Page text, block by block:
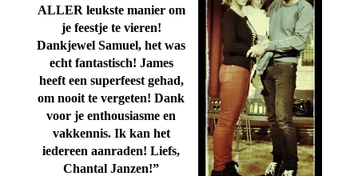
ALLER leukste manier om
je feestje te vieren!
Dankjewel Samuel, het was
echt fantastisch! James
heeft een superfeest gehad,
om nooit te vergeten! Dank
voor je enthousiasme en
vakkennis. Ik kan het
iedereen aanraden! Liefs,
Chantal Janzen!”